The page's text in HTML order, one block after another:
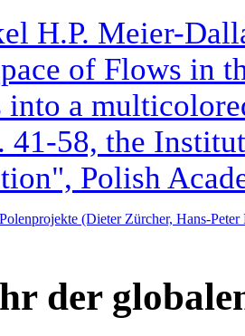
H.P. Meier-
of Flows in
into a
41-58, the
Polish
(Dieter Zürcher, Hans-
der